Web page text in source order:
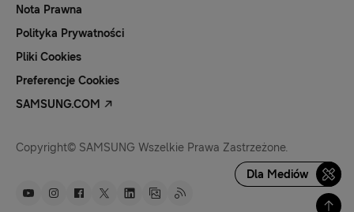
Dla Mediów
Nota Prawna
Polityka Prywatności
Pliki Cookies
Preferencje Cookies
SAMSUNG.COM
Copyright© SAMSUNG Wszelkie Prawa Zastrzeżone.